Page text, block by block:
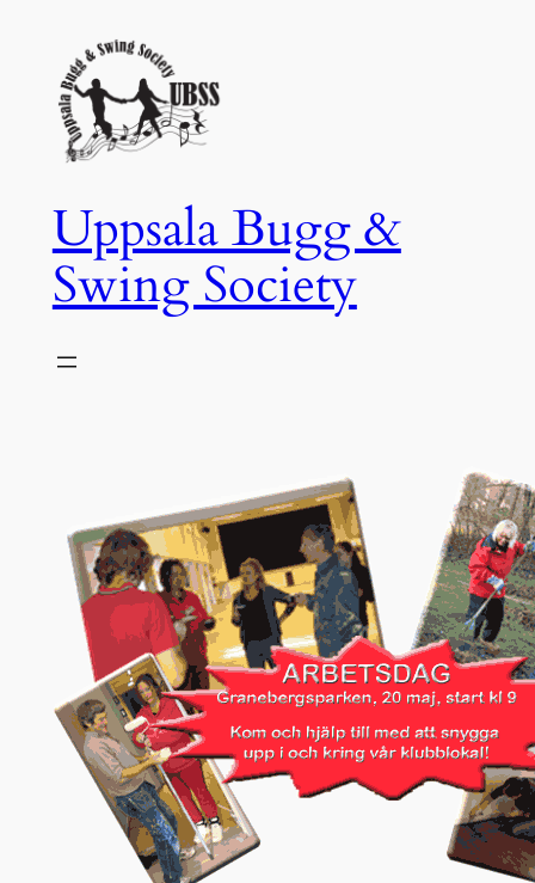
innehåll
Uppsala Bugg &
Swing Society